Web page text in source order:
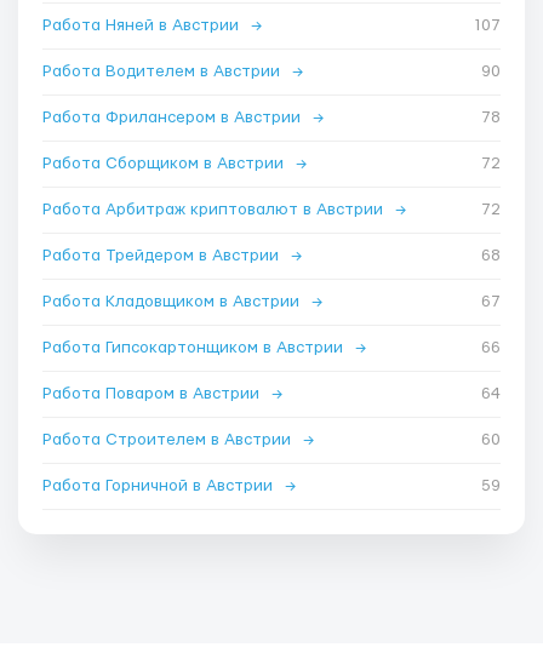
Работа Няней в Австрии → 107
Работа Водителем в Австрии → 90
Работа Фрилансером в Австрии → 78
Работа Сборщиком в Австрии → 72
Работа Арбитраж криптовалют в Австрии → 72
Работа Трейдером в Австрии → 68
Работа Кладовщиком в Австрии → 67
Работа Гипсокартонщиком в Австрии → 66
Работа Поваром в Австрии → 64
Работа Строителем в Австрии → 60
Работа Горничной в Австрии → 59